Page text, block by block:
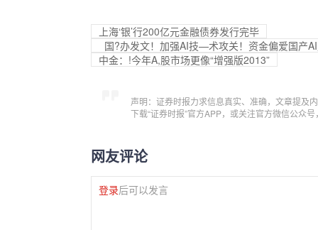
上海‘银’行200亿元金融债券发行完毕
国?办发文！加强AI技—术攻关！资金偏爱国产
中金：!今年A,股市场更像“增强版2013”
声明：证券时报力求信息真实、准确，文章提及
下载“证券时报”官方APP，或关注官方微信公众
网友评论
登录后可以发言